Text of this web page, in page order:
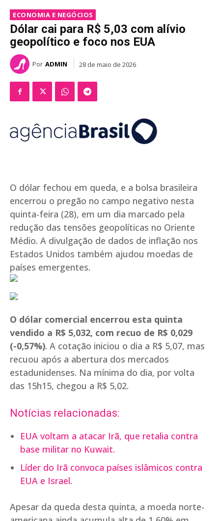
ECONOMIA E NEGÓCIOS
Dólar cai para R$ 5,03 com alívio
geopolítico e foco nos EUA
Por ADMIN 28 de maio de 2026
O dólar fechou em queda, e a bolsa brasileira
encerrou o pregão no campo negativo nesta
quinta-feira (28), em um dia marcado pela
redução das tensões geopolíticas no Oriente
Médio. A divulgação de dados de inflação nos
Estados Unidos também ajudou moedas de
países emergentes.
O dólar comercial encerrou esta quinta
vendido a R$ 5,032, com recuo de R$ 0,029
(-0,57%). A cotação iniciou o dia a R$ 5,07, mas
recuou após a abertura dos mercados
estadunidenses. Na mínima do dia, por volta
das 15h15, chegou a R$ 5,02.
Notícias relacionadas:
EUA voltam a atacar Irã, que retalia contra
base militar no Kuwait.
Líder do Irã convoca países islâmicos contra
EUA e Israel.
Apesar da queda desta quinta, a moeda norte-